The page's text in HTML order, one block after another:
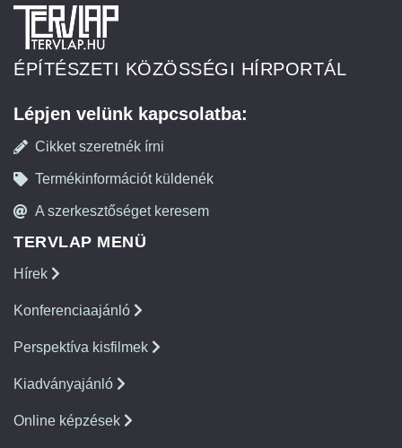
ÉPÍTÉSZETI KÖZÖSSÉGI HÍRPORTÁL
Lépjen velünk kapcsolatba:
Cikket szeretnék írni
Termékinformációt küldenék
A szerkesztőséget keresem
TERVLAP MENÜ
Hírek
Konferenciaajánló
Perspektíva kisfilmek
Kiadványajánló
Online képzések